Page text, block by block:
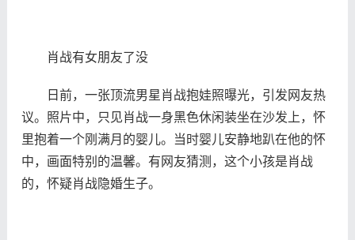
肖战有女朋友了没
日前，一张顶流男星肖战抱娃照曝光，引发网友热
议。照片中，只见肖战一身黑色休闲装坐在沙发上，怀
里抱着一个刚满月的婴儿。当时婴儿安静地趴在他的怀
中，画面特别的温馨。有网友猜测，这个小孩是肖战
的，怀疑肖战隐婚生子。